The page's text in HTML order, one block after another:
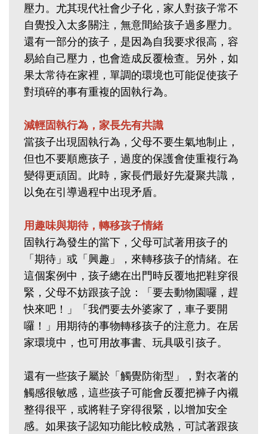
壓力。尤其現代社會少子化，家人對孩子常不
自覺投入太多關注，無意間給孩子過多壓力。
還有一部分的孩子，是因為自我要求很高，容
易給自己壓力，也會造成反覆檢查。另外，如
果太常待在家裡，單調的環境也可能促使孩子
對瑣碎的事有重複的固執行為。
減輕固執行為，家長先有共識
當孩子出現固執行為，父母不要生氣地制止，
但也不要順應孩子，過度的保護會使重複行為
變得更頑固。此時，家長們最好先凝聚共識，
以免在引導過程中出現矛盾。
用趣味與期待，轉移孩子情緒
固執行為發生的當下，父母可試著用孩子的
「期待」或「興趣」，來轉移孩子的情緒。在
這個案例中，孩子總在出門時反覆地把鞋穿很
緊，父母不妨跟孩子說：「要去動物園囉，趕
快來吧！」「我們要去外婆家了，車子要開
囉！」用期待的事物轉移孩子的注意力。在居
家環境中，也可用故事書、玩具吸引孩子。
還有一些孩子屬於「觸覺防衛型」，對衣著的
觸感很敏感，這些孩子可能會反覆把褲子內襯
整得很平，或將鞋子穿得很緊，以增加安全
感。如果孩子認知功能比較成熟，可試著跟孩